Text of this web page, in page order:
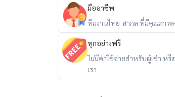
มืออาชีพ
ทีมงานไทย-สากล ที่มีคุณภาพ
ทุกอย่างฟรี
ไม่มีค่าใช้จ่ายสำหรับผู้เช่า ห
เรา